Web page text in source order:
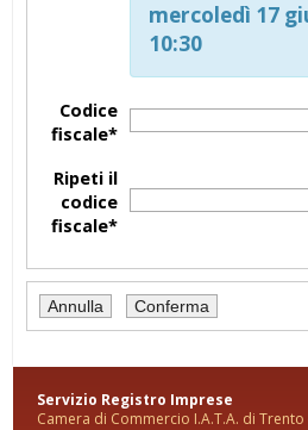
mercoledì 17
10:30
Codice
fiscale*
Ripeti il
codice
fiscale*
Servizio Registro Imprese
Camera di Commercio I.A.T.A. di Trento